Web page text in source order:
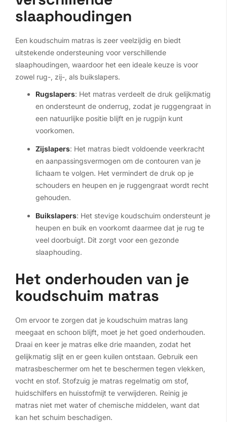
slaaphoudingen
Een koudschuim matras is zeer veelzijdig en biedt
uitstekende ondersteuning voor verschillende
slaaphoudingen, waardoor het een ideale keuze is voor
zowel rug-, zij-, als buikslapers.
Rugslapers: Het matras verdeelt de druk gelijkmatig
en ondersteunt de onderrug, zodat je ruggengraat in
een natuurlijke positie blijft en je rugpijn kunt
voorkomen.
Zijslapers: Het matras biedt voldoende veerkracht
en aanpassingsvermogen om de contouren van je
lichaam te volgen. Het vermindert de druk op je
schouders en heupen en je ruggengraat wordt recht
gehouden.
Buikslapers: Het stevige koudschuim ondersteunt je
heupen en buik en voorkomt daarmee dat je rug te
veel doorbuigt. Dit zorgt voor een gezonde
slaaphouding.
Het onderhouden van je
koudschuim matras
Om ervoor te zorgen dat je koudschuim matras lang
meegaat en schoon blijft, moet je het goed onderhouden.
Draai en keer je matras elke drie maanden, zodat het
gelijkmatig slijt en er geen kuilen ontstaan. Gebruik een
matrasbeschermer om het te beschermen tegen vlekken,
vocht en stof. Stofzuig je matras regelmatig om stof,
huidschilfers en huisstofmijt te verwijderen. Reinig je
matras niet met water of chemische middelen, want dat
kan het schuim beschadigen.